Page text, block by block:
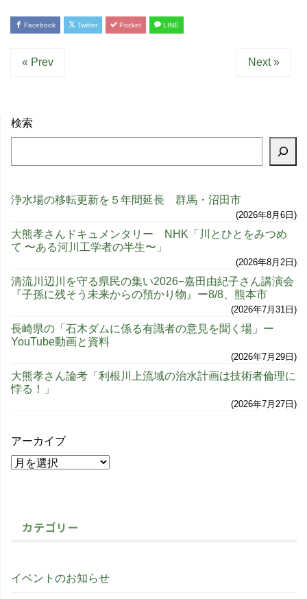
Facebook Twitter Pocket LINE
« Prev Next »
検索
浄水場の移転更新を５年間延長 群馬・沼田市
2026年8月6日
大熊孝さんドキュメンタリー NHK「川とひとをみつめ
て 〜ある河川工学者の半生〜」
2026年8月2日
清流川辺川を守る県民の集い2026−嘉田由紀子さん講演会
『子孫に残そう未来からの預かり物』ー8/8、熊本市
2026年7月31日
長崎県の「石木ダムに係る有識者の意見を聞く場」ー
YouTube動画と資料
2026年7月29日
大熊孝さん論考「利根川上流域の治水計画は技術者倫理に
悖る！」
2026年7月27日
アーカイブ
カテゴリー
イベントのお知らせ